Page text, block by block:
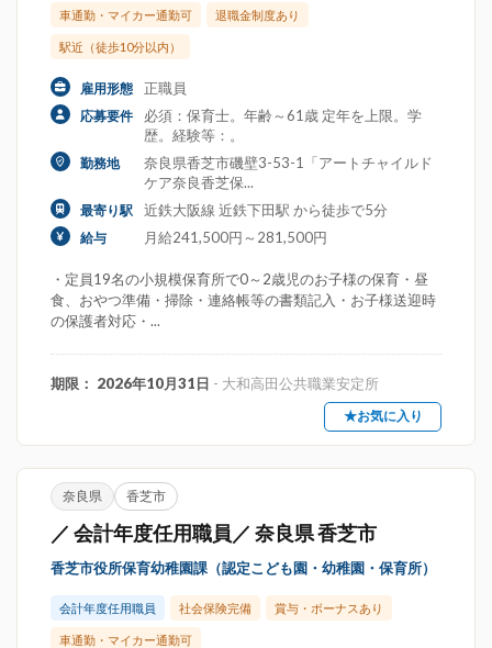
車通勤・マイカー通勤可 退職金制度あり
駅近（徒歩10分以内）
雇用形態 正職員
応募要件
必須：保育士。年齢～61歳 定年を上限。学
歴。経験等：。
勤務地
奈良県香芝市磯壁3-53-1「アートチャイルド
ケア奈良香芝保...
最寄り駅 近鉄大阪線 近鉄下田駅 から徒歩で5分
給与 月給241,500円～281,500円
・定員19名の小規模保育所で0～2歳児のお子様の保育・昼
食、おやつ準備・掃除・連絡帳等の書類記入・お子様送迎時
の保護者対応・...
期限： 2026年10月31日 - 大和高田公共職業安定所
★お気に入り
奈良県 香芝市
／ 会計年度任用職員／ 奈良県 香芝市
香芝市役所保育幼稚園課（認定こども園・幼稚園・保育所）
会計年度任用職員 社会保険完備 賞与・ボーナスあり
車通勤・マイカー通勤可